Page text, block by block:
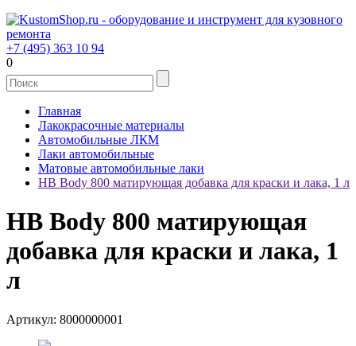
+7 (495) 363 10 94
0
Главная
Лакокрасочные материалы
Автомобильные ЛКМ
Лаки автомобильные
Матовые автомобильные лаки
HB Body 800 матирующая добавка для краски и лака, 1 л
HB Body 800 матирующая
добавка для краски и лака, 1
л
Артикул: 8000000001